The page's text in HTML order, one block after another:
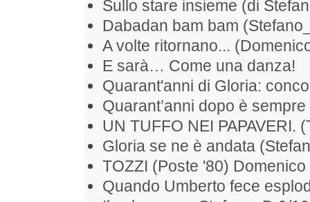
Sullo stare insieme (di
Dabadan bam bam
A volte ritornano...
E sarà… Come una danza!
Quarant'anni di Gloria:
Quarant’anni dopo è
UN TUFFO NEI PAPAVERI.
Gloria se ne è andata
TOZZI (Poste '80)
Quando Umberto fece